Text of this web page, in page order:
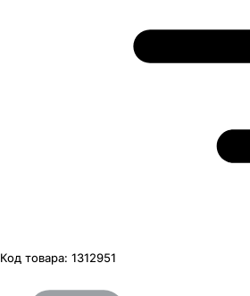
Код товара: 1312951